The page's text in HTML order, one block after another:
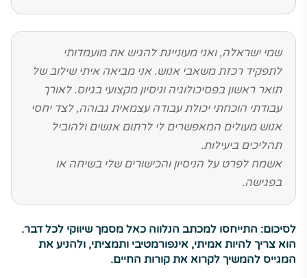
שמי ישראלה, ואני מעוניינת להגיש את מועמדותי
לתפקיד רכזת משאבי אנוש. אני מביאה איתי שילוב של
תואר ראשון בפסיכולוגיה וניסיון מקצועי בגיוס. לאורך
עבודתי הוכחתי יכולת עבודה עצמאית גבוהה, לצד יחסי
אנוש מעולים המאפשרים לי לרתום אנשים ולהוביל
תהליכים ביעילות.
אשמח לפרט על הניסיון והכישורים שלי בשיחה או
בפגישה.
לסיכום: התייחסו למכתב הנלווה כאל מסמך שיווקי לכל דבר.
הוא צריך להיות אמיתי, אינפורמטיבי ותמציתי, ולהניע את
המגייס להמשיך לקרוא את קורות החיים.